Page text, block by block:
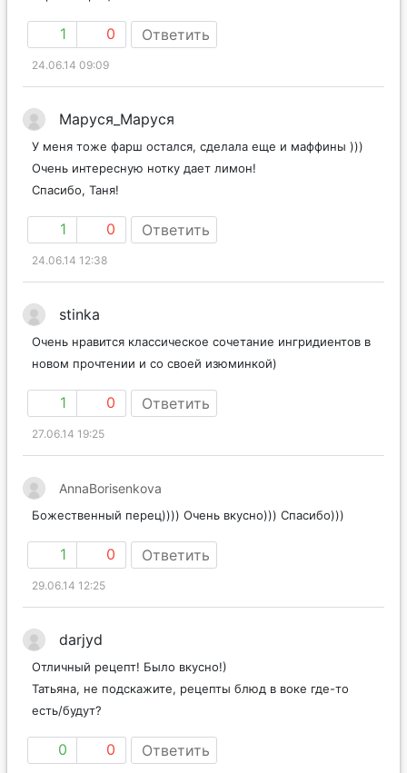
1 0 Ответить
24.06.14 09:09
Маруся_Маруся
У меня тоже фарш остался, сделала еще и маффины )))
Очень интересную нотку дает лимон!
Спасибо, Таня!
1 0 Ответить
24.06.14 12:38
stinka
Очень нравится классическое сочетание ингридиентов в
новом прочтении и со своей изюминкой)
1 0 Ответить
27.06.14 19:25
AnnaBorisenkova
Божественный перец)))) Очень вкусно))) Спасибо)))
1 0 Ответить
29.06.14 12:25
darjyd
Отличный рецепт! Было вкусно!)
Татьяна, не подскажите, рецепты блюд в воке где-то
есть/будут?
0 0 Ответить